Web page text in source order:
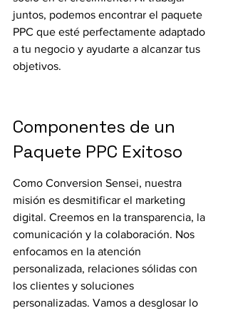
juntos, podemos encontrar el paquete
PPC que esté perfectamente adaptado
a tu negocio y ayudarte a alcanzar tus
objetivos.
Componentes de un
Paquete PPC Exitoso
Como Conversion Sensei, nuestra
misión es desmitificar el marketing
digital. Creemos en la transparencia, la
comunicación y la colaboración. Nos
enfocamos en la atención
personalizada, relaciones sólidas con
los clientes y soluciones
personalizadas. Vamos a desglosar lo